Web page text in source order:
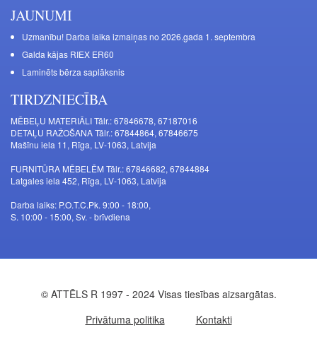
JAUNUMI
Uzmanību! Darba laika izmaiņas no 2026.gada 1. septembra
Galda kājas RIEX ER60
Laminēts bērza saplāksnis
TIRDZNIECĪBA
MĒBEĻU MATERIĀLI Tālr.: 67846678, 67187016
DETAĻU RAŽOŠANA Tālr.: 67844864, 67846675
Mašīnu iela 11, Rīga, LV-1063, Latvija
FURNITŪRA MĒBELĒM Tālr.: 67846682, 67844884
Latgales iela 452, Rīga, LV-1063, Latvija
Darba laiks: P.O.T.C.Pk. 9:00 - 18:00,
S. 10:00 - 15:00, Sv. - brīvdiena
© ATTĒLS R 1997 - 2024 Visas tiesības aizsargātas.
Privātuma politika
Kontakti